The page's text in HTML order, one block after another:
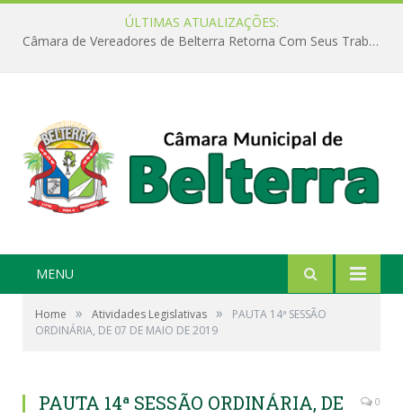
ÚLTIMAS ATUALIZAÇÕES:
Câmara de Vereadores de Belterra Retorna Com Seus Trabalhos Legislativos
MENU
Home » Atividades Legislativas »
PAUTA 14ª SESSÃO
ORDINÁRIA, DE 07 DE MAIO DE 2019
PAUTA 14ª SESSÃO ORDINÁRIA, DE
0